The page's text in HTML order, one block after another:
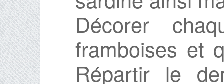
Décorer
framboises et
Répartir le